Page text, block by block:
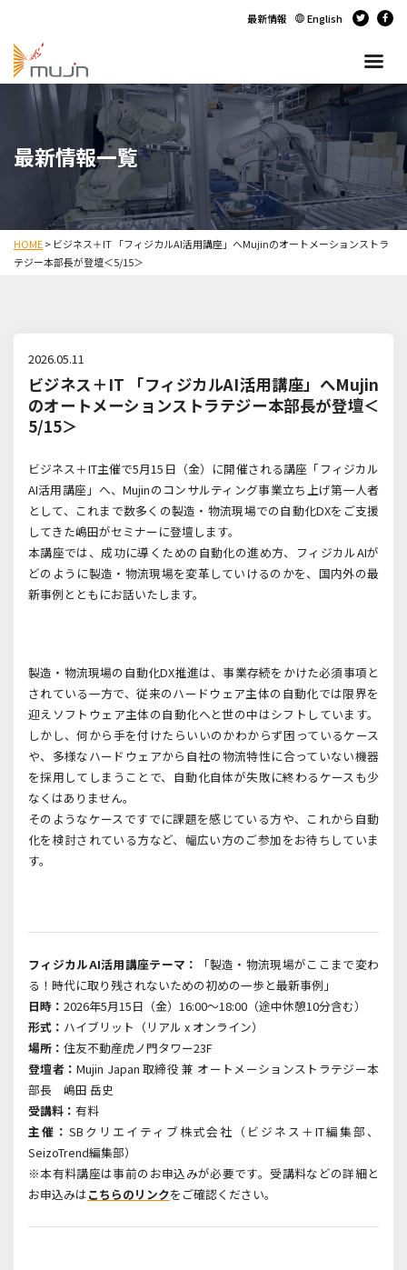
最新情報 English
最新情報一覧
HOME>ビジネス＋IT 「フィジカルAI活用講座」へMujinのオートメーションストラ
テジー本部長が登壇＜5/15＞
2026.05.11
ビジネス＋IT 「フィジカルAI活用講座」へMujin
のオートメーションストラテジー本部長が登壇＜
5/15＞
ビジネス＋IT主催で5月15日（金）に開催される講座「フィジカル
AI活用講座」へ、Mujinのコンサルティング事業立ち上げ第一人者
として、これまで数多くの製造・物流現場での自動化DXをご支援
してきた嶋田がセミナーに登壇します。
本講座では、成功に導くための自動化の進め方、フィジカルAIが
どのように製造・物流現場を変革していけるのかを、国内外の最
新事例とともにお話いたします。
製造・物流現場の自動化DX推進は、事業存続をかけた必須事項と
されている一方で、従来のハードウェア主体の自動化では限界を
迎えソフトウェア主体の自動化へと世の中はシフトしています。
しかし、何から手を付けたらいいのかわからず困っているケース
や、多様なハードウェアから自社の物流特性に合っていない機器
を採用してしまうことで、自動化自体が失敗に終わるケースも少
なくはありません。
そのようなケースですでに課題を感じている方や、これから自動
化を検討されている方など、幅広い方のご参加をお待ちしていま
す。
フィジカルAI活用講座テーマ：
「製造・物流現場がここまで変わ
る！ 時代に取り残されないための初めの一歩と最新事例」
日時： 2026年5月15日（金）16:00～18:00（途中休憩10分含む）
形式： ハイブリット（リアル x オンライン）
場所： 住友不動産虎ノ門タワー23F
登壇者：Mujin Japan 取締役 兼 オートメーションストラテジー本
部長 嶋田 岳史
受講料： 有料
主催： SBクリエイティブ株式会社（ビジネス＋IT編集部、
SeizoTrend編集部）
※本有料講座は事前のお申込みが必要です。受講料などの詳細と
お申込みはこちらのリンクをご確認ください。